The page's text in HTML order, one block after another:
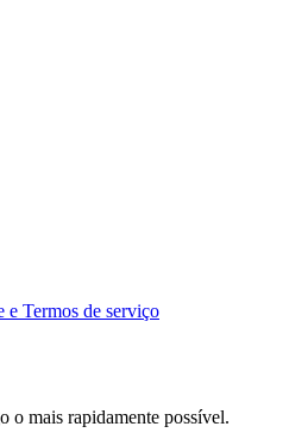
e Termos de serviço
o mais rapidamente possível.